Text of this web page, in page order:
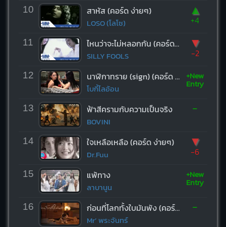
10 สาหัส (คอร์ด ง่ายๆ)
LOSO (โลโซ)
▲
+4
11 ไหนว่าจะไม่หลอกกัน (คอร์ด ง่ายๆ)
SILLY FOOLS
▼
-2
12 นาฬิกาทราย (sign) (คอร์ด ง่ายๆ)
โบกี้ไลอ้อน
+New
Entry
13 ฟ้าสีครามกับความเป็นจริง
BOVINI
-
14 ใจเหลือเหลือ (คอร์ด ง่ายๆ)
Dr.Fuu
▼
-6
15 แพ้ทาง
ลาบานูน
+New
Entry
16 ก่อนที่โลกทั้งใบมันพัง (คอร์ด ง่ายๆ)
Mr’ พระจันทร์
-